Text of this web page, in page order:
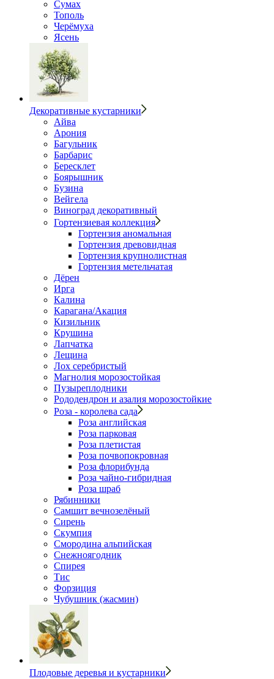
Сумах
Тополь
Черёмуха
Ясень
Декоративные кустарники
Айва
Арония
Багульник
Барбарис
Бересклет
Боярышник
Бузина
Вейгела
Виноград декоративный
Гортензиевая коллекция
Гортензия аномальная
Гортензия древовидная
Гортензия крупнолистная
Гортензия метельчатая
Дёрен
Ирга
Калина
Карагана/Акация
Кизильник
Крушина
Лапчатка
Лещина
Лох серебристый
Магнолия морозостойкая
Пузыреплодники
Рододендрон и азалия морозостойкие
Роза - королева сада
Роза английская
Роза парковая
Роза плетистая
Роза почвопокровная
Роза флорибунда
Роза чайно-гибридная
Роза шраб
Рябинники
Самшит вечнозелёный
Сирень
Скумпия
Смородина альпийская
Снежноягодник
Спирея
Тис
Форзиция
Чубушник (жасмин)
Плодовые деревья и кустарники